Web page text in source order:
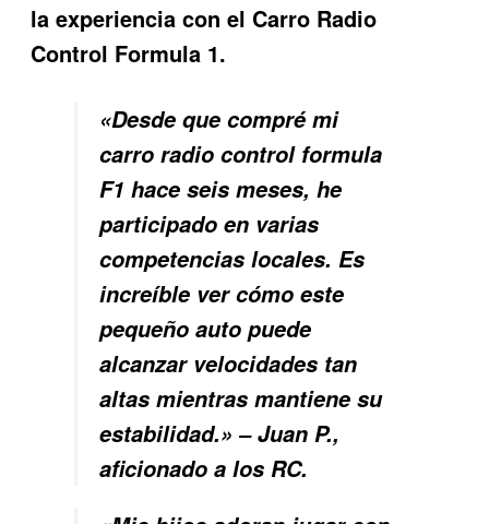
la experiencia con el Carro Radio
Control Formula 1.
«Desde que compré mi
carro radio control formula
F1 hace seis meses, he
participado en varias
competencias locales. Es
increíble ver cómo este
pequeño auto puede
alcanzar velocidades tan
altas mientras mantiene su
estabilidad.» – Juan P.,
aficionado a los RC.